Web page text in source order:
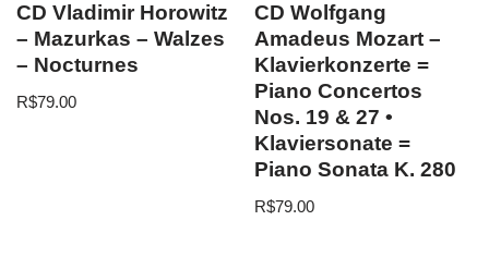
CD Vladimir Horowitz
– Mazurkas – Walzes
– Nocturnes
R$79.00
CD Wolfgang
Amadeus Mozart –
Klavierkonzerte =
Piano Concertos
Nos. 19 & 27 •
Klaviersonate =
Piano Sonata K. 280
R$79.00